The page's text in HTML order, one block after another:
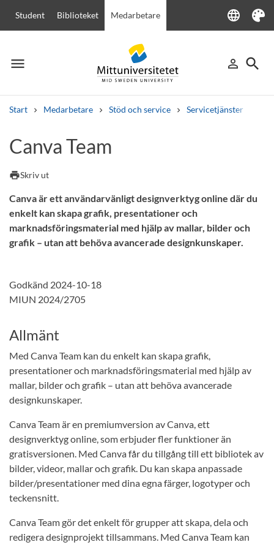
Student Biblioteket Medarbetare language
Language
Tema
menu
Meny person_outline
Logga in
search
Sök
Start Medarbetare Stöd och service Servicetjänster
Andra söktjänster
Kurser och program
Canva Team
printSkriv ut
Canva är ett användarvänligt designverktyg online där du
enkelt kan skapa grafik, presentationer och
marknadsföringsmaterial med hjälp av mallar, bilder och
grafik – utan att behöva avancerade designkunskaper.
Godkänd 2024-10-18
MIUN 2024/2705
Allmänt
Med Canva Team kan du enkelt kan skapa grafik,
presentationer och marknadsföringsmaterial med hjälp av
mallar, bilder och grafik – utan att behöva avancerade
designkunskaper.
Canva Team är en premiumversion av Canva, ett
designverktyg online, som erbjuder fler funktioner än
gratisversionen. Med Canva får du tillgång till ett bibliotek av
bilder, videor, mallar och grafik. Du kan skapa anpassade
bilder/presentationer med dina egna färger, logotyper och
teckensnitt.
Canva Team gör det enkelt för grupper att skapa, dela och
redigera designprojekt tillsammans. Med Canva Team kan